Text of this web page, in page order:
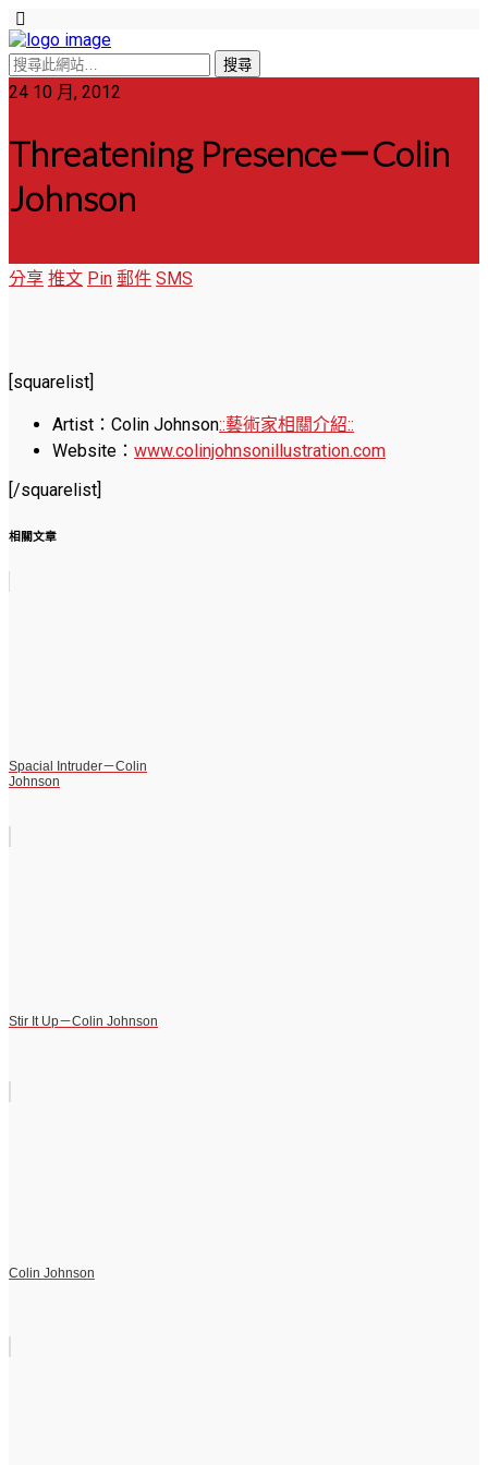
24 10 月, 2012
Threatening Presence－Colin
Johnson
分享 推文 Pin 郵件 SMS
[squarelist]
Artist：Colin Johnson::藝術家相關介紹::
Website： www.colinjohnsonillustration.com
[/squarelist]
相關文章
Spacial Intruder－Colin
Johnson
Stir It Up－Colin Johnson
Colin Johnson